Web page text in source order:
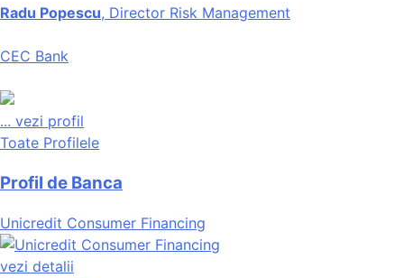
Radu Popescu, Director Risk Management
CEC Bank
... vezi profil
Toate Profilele
Profil de Banca
Unicredit Consumer Financing
vezi detalii